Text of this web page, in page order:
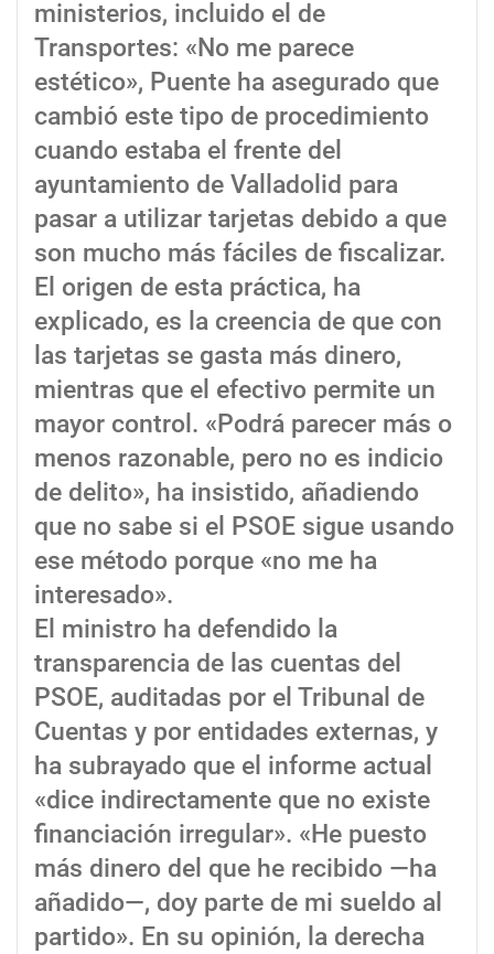
ministerios, incluido el de
Transportes: «No me parece
estético», Puente ha asegurado que
cambió este tipo de procedimiento
cuando estaba el frente del
ayuntamiento de Valladolid para
pasar a utilizar tarjetas debido a que
son mucho más fáciles de fiscalizar.
El origen de esta práctica, ha
explicado, es la creencia de que con
las tarjetas se gasta más dinero,
mientras que el efectivo permite un
mayor control. «Podrá parecer más o
menos razonable, pero no es indicio
de delito», ha insistido, añadiendo
que no sabe si el PSOE sigue usando
ese método porque «no me ha
interesado».
El ministro ha defendido la
transparencia de las cuentas del
PSOE, auditadas por el Tribunal de
Cuentas y por entidades externas, y
ha subrayado que el informe actual
«dice indirectamente que no existe
financiación irregular». «He puesto
más dinero del que he recibido —ha
añadido—, doy parte de mi sueldo al
partido». En su opinión, la derecha